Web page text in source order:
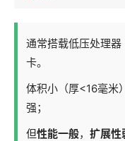
通常搭载低压处理
卡。
体积小（厚<16毫米
强；
但性能一般， 扩展性